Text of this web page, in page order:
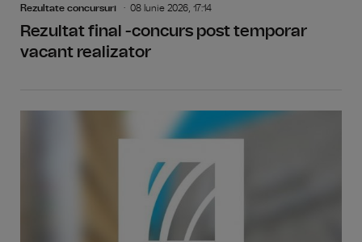
Rezultate concursuri 08 Iunie 2026, 17:14
Rezultat final -concurs post temporar
vacant realizator